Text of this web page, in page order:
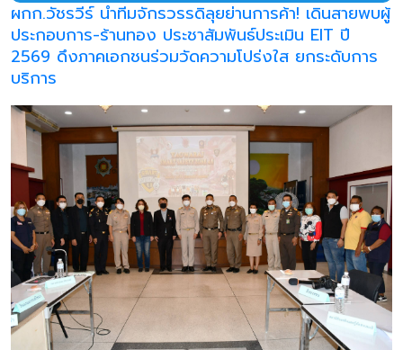
ผกก.วัชรวีร์ นำทีมจักรวรรดิลุยย่านการค้า! เดินสายพบผู้
ประกอบการ-ร้านทอง ประชาสัมพันธ์ประเมิน EIT ปี
2569 ดึงภาคเอกชนร่วมวัดความโปร่งใส ยกระดับการ
บริการ